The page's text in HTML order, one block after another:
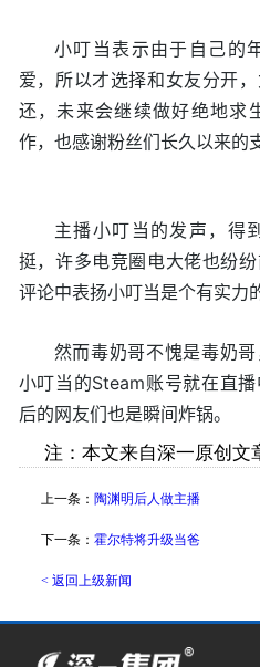
小叮当表示由于自己的
爱，所以才选择和女友分开
还，未来会继续做好绝地求
作，也感谢粉丝们长久以来的
主播小叮当的发声，得
挺，许多电竞圈电大佬也纷
评论中表扬小叮当是个有实力
然而毒奶哥不愧是毒奶哥
小叮当的Steam账号就在直
后的网友们也是瞬间炸锅。
注：本文来自深一原创文
上一条： 陶渊明后人做主播
下一条： 霍尔特将升级当爸
< 返回上级新闻